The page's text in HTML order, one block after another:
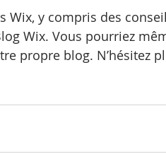
Wix, y compris des
Wix. Vous pourriez
propre blog. N’hésitez